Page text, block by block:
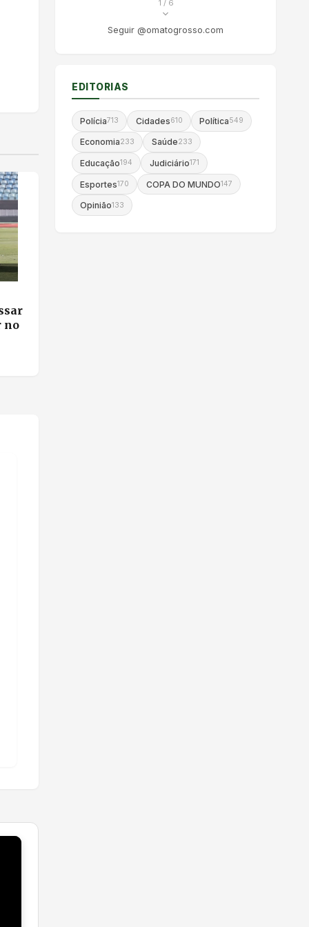
no
1 / 6
Seguir @omatogrosso.com
EDITORIAS
Polícia713 Cidades610 Política549
Economia233 Saúde233
Educação194 Judiciário171
Esportes170 COPA DO MUNDO147
Opinião133